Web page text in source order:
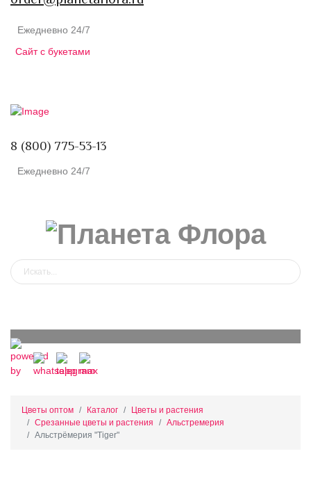
Ежедневно 24/7
Сайт с букетами
8 (800) 775-53-13
Ежедневно 24/7
Цветы оптом Каталог
Цветы и растения
Срезанные цветы и растения
Альстремерия
Альстрёмерия "Tiger"